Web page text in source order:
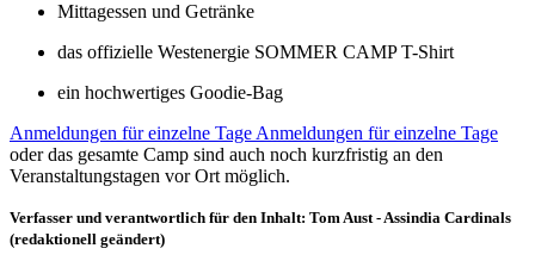
Mittagessen und Getränke
das offizielle Westenergie SOMMER CAMP T-Shirt
ein hochwertiges Goodie-Bag
Anmeldungen für einzelne Tage Anmeldungen für einzelne Tage
oder das gesamte Camp sind auch noch kurzfristig an den
Veranstaltungstagen vor Ort möglich.
Verfasser und verantwortlich für den Inhalt: Tom Aust - Assindia Cardinals
(redaktionell geändert)